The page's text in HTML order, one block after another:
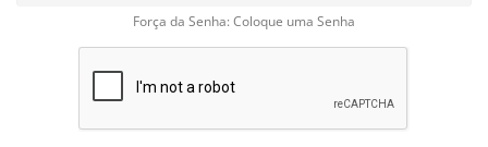
Força da Senha: Coloque uma Senha